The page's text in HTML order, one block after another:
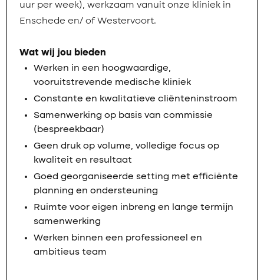
uur per week), werkzaam vanuit onze kliniek in
Enschede en/ of Westervoort.
Wat wij jou bieden
Werken in een hoogwaardige,
vooruitstrevende medische kliniek
Constante en kwalitatieve cliënteninstroom
Samenwerking op basis van commissie
(bespreekbaar)
Geen druk op volume, volledige focus op
kwaliteit en resultaat
Goed georganiseerde setting met efficiënte
planning en ondersteuning
Ruimte voor eigen inbreng en lange termijn
samenwerking
Werken binnen een professioneel en
ambitieus team